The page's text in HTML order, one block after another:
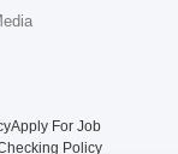
Apply For Job
Policy